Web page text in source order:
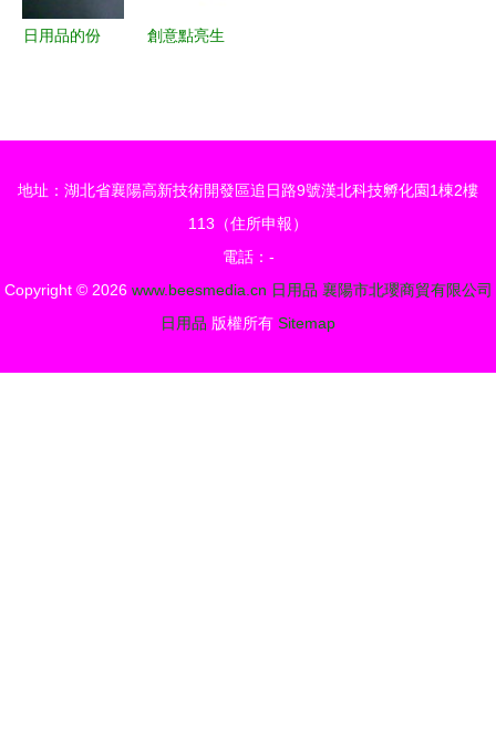
日用品的份
創意點亮生
地址：湖北省襄陽高新技術開發區追日路9號漢北科技孵化園1棟2樓
113（住所申報）
電話：-
Copyright © 2026 www.beesmedia.cn 日用品 襄陽市北瓔商貿有限公司
日用品 版權所有 Sitemap